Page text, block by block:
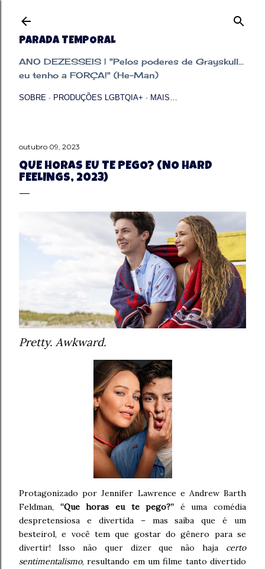
PARADA TEMPORAL
ANO DEZESSEIS | "Pelos poderes de Grayskull...
eu tenho a FORÇA!" (He-Man)
SOBRE PRODUÇÕES LGBTQIA+ MAIS…
outubro 09, 2023
QUE HORAS EU TE PEGO? (NO HARD
FEELINGS, 2023)
Pretty. Awkward.
Protagonizado por Jennifer Lawrence e Andrew Barth
Feldman, “Que horas eu te pego?” é uma comédia
despretensiosa e divertida – mas saiba que é um
besteirol, e você tem que gostar do gênero para se
divertir! Isso não quer dizer que não haja certo
sentimentalismo, resultando em um filme tanto divertido